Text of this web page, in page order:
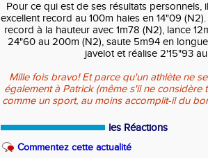
Pour ce qui est de ses résultats personnels,
excellent record au 100m haies en 14"09
record à la hauteur avec 1m78 (N2), lance
24"60 au 200m (N2), saute 5m94 en
javelot et réalise 2'15"93
Mille fois bravo! Et parce qu'un athlète ne
également à Patrick (même s'il ne
comme un sport, au moins accomplit-il du
les Réactions
Commentez cette actualité